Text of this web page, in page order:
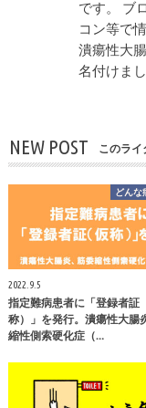
です。 ブ
コン等で
潰瘍性大
名付けまし
NEW POST このライ
どんな
2022.9.5
指定難病患者に「登録者証
称）」を発行。潰瘍性大腸
縮性側索硬化症（…